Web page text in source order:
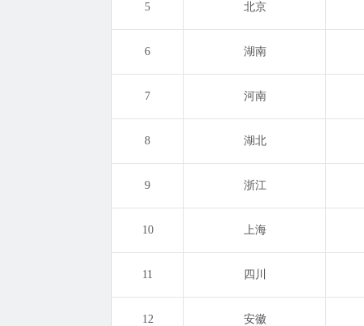
5 北京
6 湖南
7 河南
8 湖北
9 浙江
10 上海
11 四川
12 安徽